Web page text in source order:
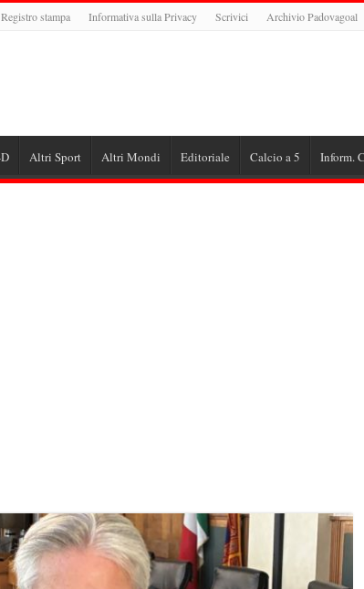
Registro stampa Informativa sulla Privacy Scrivici Archivio Padovagoal
Altri Sport Altri Mondi Editoriale Calcio a 5 Inform.